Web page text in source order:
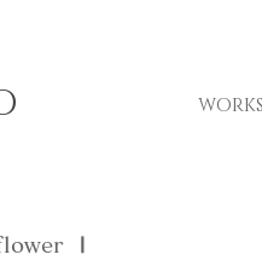
WORKS
Ⅰ